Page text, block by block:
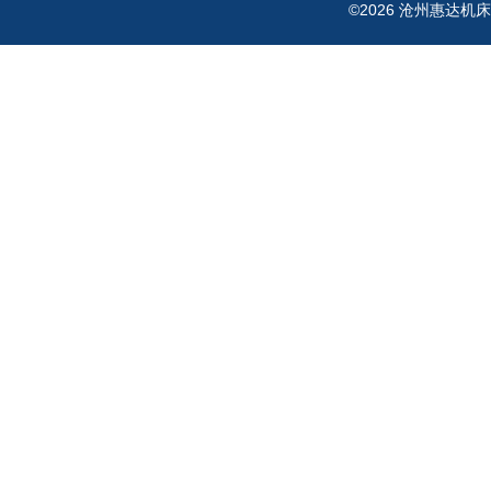
©2026 沧州惠达机